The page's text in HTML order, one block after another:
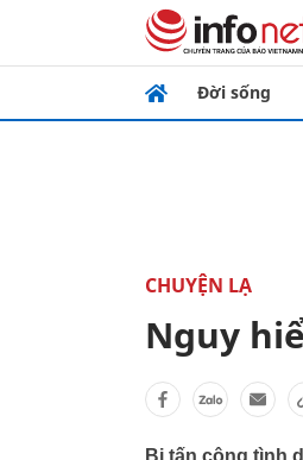
Đời sống
CHUYỆN LẠ
Nguy
Bị tấn công tình